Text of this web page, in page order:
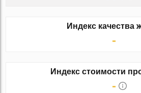
Индекс качества
-
Индекс стоимости
-